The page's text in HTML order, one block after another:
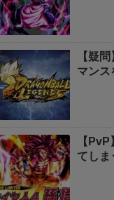
【疑
マンス
【
てしま